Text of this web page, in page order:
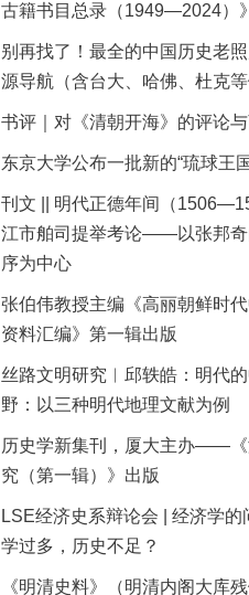
古籍书目总录（1949—2024）
别再找了！最全的中国历史老
源导航（含台大、哈佛、杜克等
书评｜对《清朝开海》的评论
东京大学公布一批新的“琉球王
刊文 || 明代正德年间（
江市舶司提举考论——以张邦奇
序为中心
张伯伟教授主编《高丽朝鲜时
资料汇编》第一辑出版
丝路文明研究︱邱轶皓：明代
野：以三种明代地理文献为例
历史学新集刊，厦大主办——
究（第一辑）》出版
LSE经济史系辩论会 | 经济学的
学过多，历史不足？
《明清史料》（明清内阁大库残